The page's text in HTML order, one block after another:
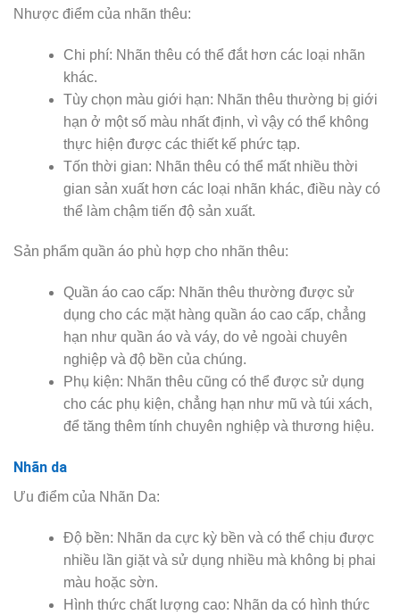
Nhược điểm của nhãn thêu:
Chi phí: Nhãn thêu có thể đắt hơn các loại nhãn
khác.
Tùy chọn màu giới hạn: Nhãn thêu thường bị giới
hạn ở một số màu nhất định, vì vậy có thể không
thực hiện được các thiết kế phức tạp.
Tốn thời gian: Nhãn thêu có thể mất nhiều thời
gian sản xuất hơn các loại nhãn khác, điều này có
thể làm chậm tiến độ sản xuất.
Sản phẩm quần áo phù hợp cho nhãn thêu:
Quần áo cao cấp: Nhãn thêu thường được sử
dụng cho các mặt hàng quần áo cao cấp, chẳng
hạn như quần áo và váy, do vẻ ngoài chuyên
nghiệp và độ bền của chúng.
Phụ kiện: Nhãn thêu cũng có thể được sử dụng
cho các phụ kiện, chẳng hạn như mũ và túi xách,
để tăng thêm tính chuyên nghiệp và thương hiệu.
Nhãn da
Ưu điểm của Nhãn Da:
Độ bền: Nhãn da cực kỳ bền và có thể chịu được
nhiều lần giặt và sử dụng nhiều mà không bị phai
màu hoặc sờn.
Hình thức chất lượng cao: Nhãn da có hình thức